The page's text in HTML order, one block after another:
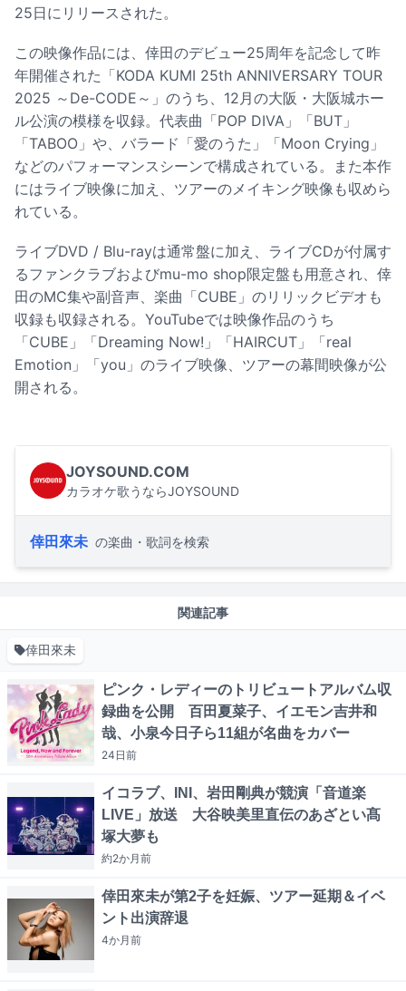
25日にリリースされた。
この映像作品には、倖田のデビュー25周年を記念して昨
年開催された「KODA KUMI 25th ANNIVERSARY TOUR
2025 ～De-CODE～」のうち、12月の大阪・大阪城ホー
ル公演の模様を収録。代表曲「POP DIVA」「BUT」
「TABOO」や、バラード「愛のうた」「Moon Crying」
などのパフォーマンスシーンで構成されている。また本作
にはライブ映像に加え、ツアーのメイキング映像も収めら
れている。
ライブDVD / Blu-rayは通常盤に加え、ライブCDが付属す
るファンクラブおよびmu-mo shop限定盤も用意され、倖
田のMC集や副音声、楽曲「CUBE」のリリックビデオも
収録も収録される。YouTubeでは映像作品のうち
「CUBE」「Dreaming Now!」「HAIRCUT」「real
Emotion」「you」のライブ映像、ツアーの幕間映像が公
開される。
JOYSOUND.COM
カラオケ歌うならJOYSOUND
倖田來未 の楽曲・歌詞を検索
関連記事
倖田來未
ピンク・レディーのトリビュートアルバム収
録曲を公開 百田夏菜子、イエモン吉井和
哉、小泉今日子ら11組が名曲をカバー
24日前
イコラブ、INI、岩田剛典が競演「音道楽
LIVE」放送 大谷映美里直伝のあざとい髙
塚大夢も
約2か月前
倖田來未が第2子を妊娠、ツアー延期＆イベ
ント出演辞退
4か月前